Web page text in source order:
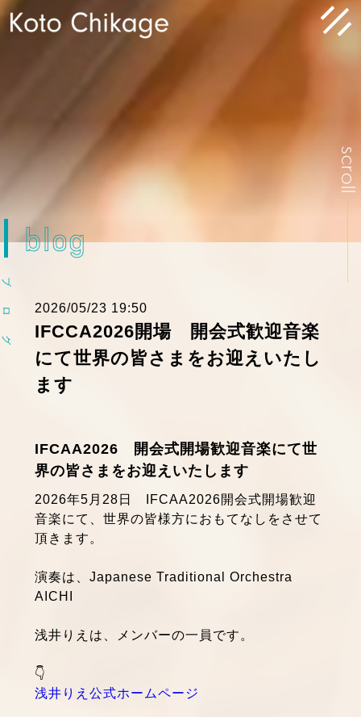
scroll
blog
ブ
ロ
グ
2026/05/23 19:50
IFCCA2026開場 開会式歓迎音楽
にて世界の皆さまをお迎えいたし
ます
IFCAA2026 開会式開場歓迎音楽にて世
界の皆さまをお迎えいたします
2026年5月28日 IFCAA2026開会式開場歓迎
音楽にて、世界の皆様方におもてなしをさせて
頂きます。
演奏は、Japanese Traditional Orchestra
AICHI
浅井りえは、メンバーの一員です。
👇
浅井りえ公式ホームページ